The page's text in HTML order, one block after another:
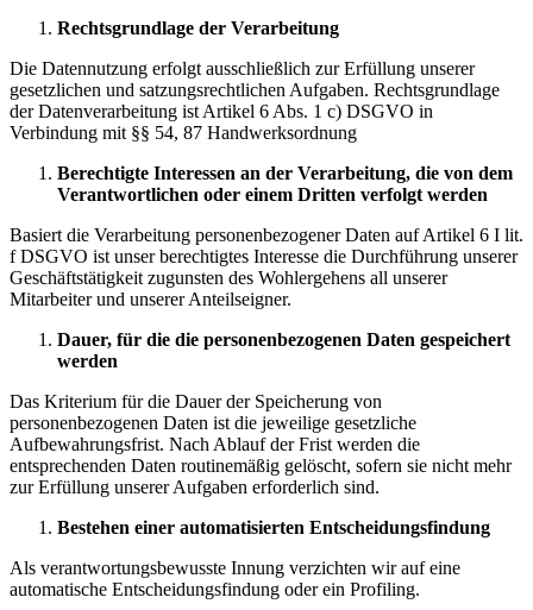
Rechtsgrundlage der Verarbeitung
Die Datennutzung erfolgt ausschließlich zur Erfüllung unserer
gesetzlichen und satzungsrechtlichen Aufgaben. Rechtsgrundlage
der Datenverarbeitung ist Artikel 6 Abs. 1 c) DSGVO in
Verbindung mit §§ 54, 87 Handwerksordnung
Berechtigte Interessen an der Verarbeitung, die von dem
Verantwortlichen oder einem Dritten verfolgt werden
Basiert die Verarbeitung personenbezogener Daten auf Artikel 6 I lit.
f DSGVO ist unser berechtigtes Interesse die Durchführung unserer
Geschäftstätigkeit zugunsten des Wohlergehens all unserer
Mitarbeiter und unserer Anteilseigner.
Dauer, für die die personenbezogenen Daten gespeichert
werden
Das Kriterium für die Dauer der Speicherung von
personenbezogenen Daten ist die jeweilige gesetzliche
Aufbewahrungsfrist. Nach Ablauf der Frist werden die
entsprechenden Daten routinemäßig gelöscht, sofern sie nicht mehr
zur Erfüllung unserer Aufgaben erforderlich sind.
Bestehen einer automatisierten Entscheidungsfindung
Als verantwortungsbewusste Innung verzichten wir auf eine
automatische Entscheidungsfindung oder ein Profiling.